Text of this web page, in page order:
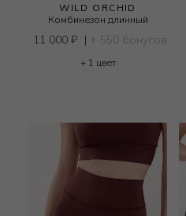
WILD ORCHID
Комбинезон длинный
11 000 ₽ | + 550 бонусов
+ 1 цвет